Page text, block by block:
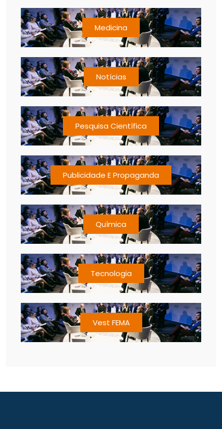
Medicina
Notícias
Pesquisa Científica
Publicidade E Propaganda
Química
Tecnologia
Vest FEMA